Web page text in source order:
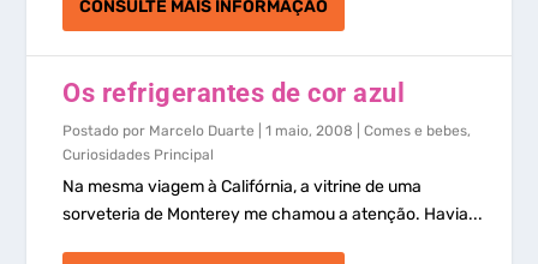
CONSULTE MAIS INFORMAÇÃO
Os refrigerantes de cor azul
Postado por Marcelo Duarte |1 maio, 2008 |Comes e bebes,
Curiosidades Principal
Na mesma viagem à Califórnia, a vitrine de uma
sorveteria de Monterey me chamou a atenção. Havia...